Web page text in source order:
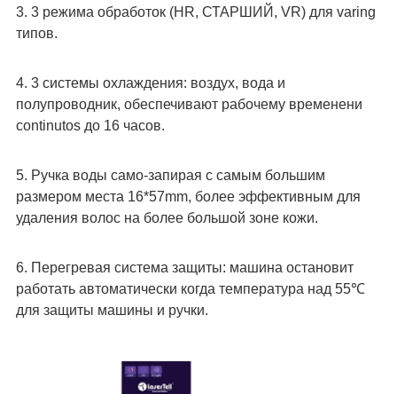
3. 3 режима обработок (HR, СТАРШИЙ, VR) для varing
типов.
4. 3 системы охлаждения: воздух, вода и
полупроводник, обеспечивают рабочему временени
continutos до 16 часов.
5. Ручка воды само-запирая с самым большим
размером места 16*57mm, более эффективным для
удаления волос на более большой зоне кожи.
6. Перегревая система защиты: машина остановит
работать автоматически когда температура над 55℃
для защиты машины и ручки.